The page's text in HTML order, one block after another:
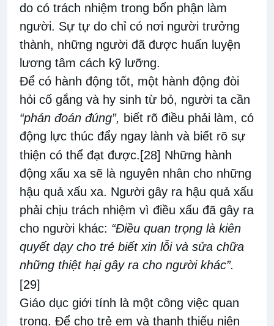
do có trách nhiệm trong bổn phận làm
người. Sự tự do chỉ có nơi người trưởng
thành, những người đã được huấn luyện
lương tâm cách kỹ lưỡng.
Để có hành động tốt, một hành động đòi
hỏi cố gắng và hy sinh từ bỏ, người ta cần
“phán đoán đúng”, biết rõ điều phải làm, có
động lực thúc đẩy ngay lành và biết rõ sự
thiện có thể đạt được. [28] Những hành
động xấu xa sẽ là nguyên nhân cho những
hậu quả xấu xa. Người gây ra hậu quả xấu
phải chịu trách nhiệm vì điều xấu đã gây ra
cho người khác: “Điều quan trọng là kiên
quyết dạy cho trẻ biết xin lỗi và sửa chữa
những thiệt hại gây ra cho người khác”.
[29]
Giáo dục giới tính là một công việc quan
trọng. Để cho trẻ em và thanh thiếu niên